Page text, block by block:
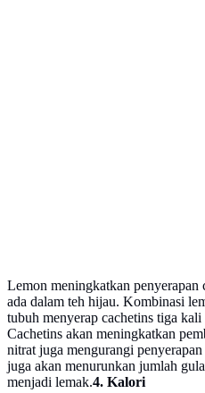
Lemon meningkatkan
ada dalam teh hijau. Kombinasi
tubuh menyerap cachetins tiga
Cachetins akan meningkatkan
nitrat juga mengurangi
juga akan menurunkan jumlah
menjadi lemak.4. Kalori